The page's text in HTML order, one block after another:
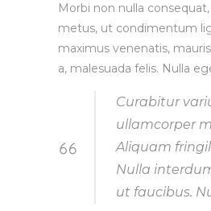
Morbi non nulla
metus, ut condimentum
maximus venenatis,
a, malesuada felis. Nulla
Curabitur
ullamcorper
Aliquam
Nulla
ut faucibus.